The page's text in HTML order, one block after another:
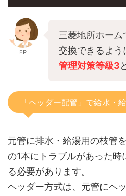
FP
三菱地所ホー
交換できるよう
管理対策等級3
「ヘッダー配管」で給水・
元管に排水・給湯用の枝管
の1本にトラブルがあった
る必要があります。
ヘッダー方式は、元管にヘ